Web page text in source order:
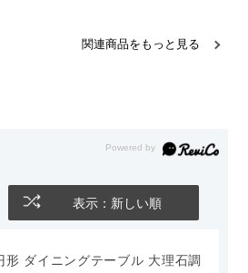
関連商品をもっと見る
表示：新しい順
形 ダイニングテーブル 大理石調